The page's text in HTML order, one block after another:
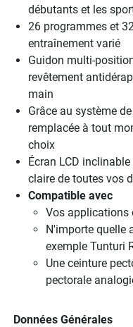
débutants et les
26 programmes et
entraînement varié
Guidon multi-
revêtement
main
Grâce au système
remplacée à tout
choix
Écran LCD
claire de toutes vos
Compatible avec
Vos applications
N'importe quelle
exemple Tunturi
Une ceinture
pectorale
Données Générales